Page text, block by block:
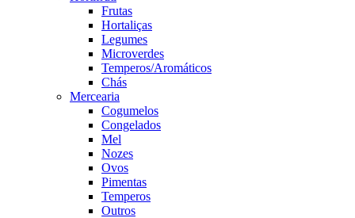
Frutas
Hortaliças
Legumes
Microverdes
Temperos/Aromáticos
Chás
Mercearia
Cogumelos
Congelados
Mel
Nozes
Ovos
Pimentas
Temperos
Outros